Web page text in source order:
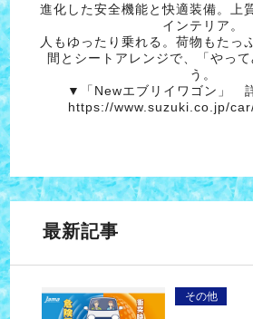
進化した安全機能と快適装備。上
インテリア。
人もゆったり乗れる。荷物もたっ
間とシートアレンジで、「やっ
う。
▼「Newエブリイワゴン」
https://www.suzuki.co.jp/
最新記事
その他